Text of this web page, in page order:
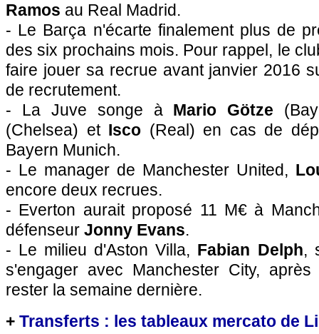
Ramos au Real Madrid.
- Le Barça n'écarte finalement plus de
des six prochains mois. Pour rappel, le
faire jouer sa recrue avant janvier 2016
de recrutement.
- La Juve songe à Mario Götze
(Chelsea) et Isco (Real) en cas de
Bayern Munich.
- Le manager de Manchester United,
encore deux recrues.
- Everton aurait proposé 11 M€ à
défenseur Jonny Evans.
- Le milieu d'Aston Villa, Fabian Delph,
s'engager avec Manchester City,
rester la semaine dernière.
+ Transferts : les tableaux mercato de